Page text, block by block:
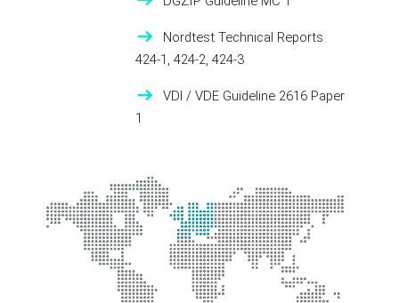
Nordtest Technical Reports
424-1, 424-2, 424-3
VDI / VDE Guideline 2616 Paper
1